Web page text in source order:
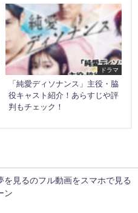
ドラマ
「純愛ディソナンス」主役・脇
役キャスト紹介！あらすじや評
判もチェック！
を見るのフル動画をスマホで見る
ン